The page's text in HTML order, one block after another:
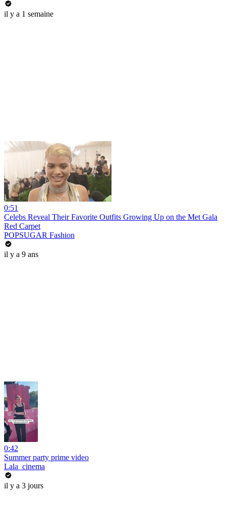
il y a 1 semaine
0:51
Celebs Reveal Their Favorite Outfits Growing Up on the Met Gala
Red Carpet
POPSUGAR Fashion
il y a 9 ans
0:42
Summer party prime video
Lala_cinema
il y a 3 jours